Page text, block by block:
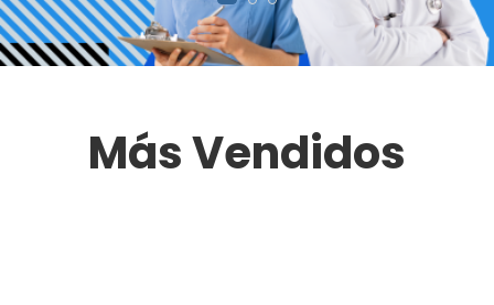
Más Vendidos